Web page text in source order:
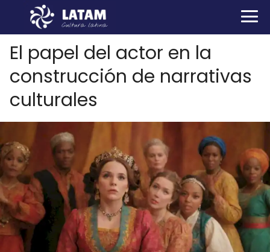
El papel del actor en la
construcción de narrativas
culturales